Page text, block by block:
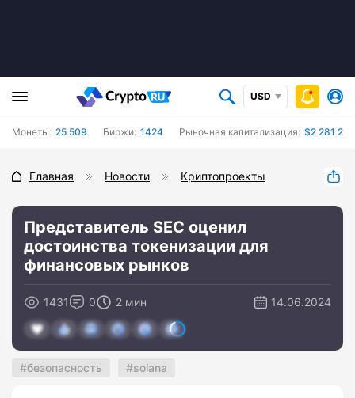
USD
Монеты: 25 509 Биржи: 1424 Рыночная капитализация: $2 281
Главная Новости Криптопроекты
Представитель SEC оценил
достоинства токенизации для
финансовых рынков
1431 0 2 мин 14.06.2024
безопасность solana